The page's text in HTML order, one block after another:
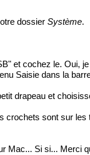
dossierSystème.
et cochez le. Oui,
Saisie dans la
drapeau et
sont sur
Mac... Si si... Merci